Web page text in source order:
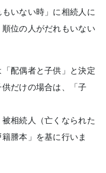
いない時」に相続人に
位の人がだれもいない
配偶者と子供」と決定
だけの場合は、「子
相続人（亡くなられた
謄本」を基に行いま